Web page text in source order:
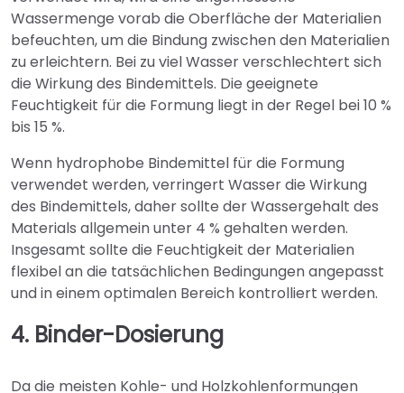
Wassermenge vorab die Oberfläche der Materialien
befeuchten, um die Bindung zwischen den Materialien
zu erleichtern. Bei zu viel Wasser verschlechtert sich
die Wirkung des Bindemittels. Die geeignete
Feuchtigkeit für die Formung liegt in der Regel bei 10 %
bis 15 %.
Wenn hydrophobe Bindemittel für die Formung
verwendet werden, verringert Wasser die Wirkung
des Bindemittels, daher sollte der Wassergehalt des
Materials allgemein unter 4 % gehalten werden.
Insgesamt sollte die Feuchtigkeit der Materialien
flexibel an die tatsächlichen Bedingungen angepasst
und in einem optimalen Bereich kontrolliert werden.
4. Binder-Dosierung
Da die meisten Kohle- und Holzkohlenformungen